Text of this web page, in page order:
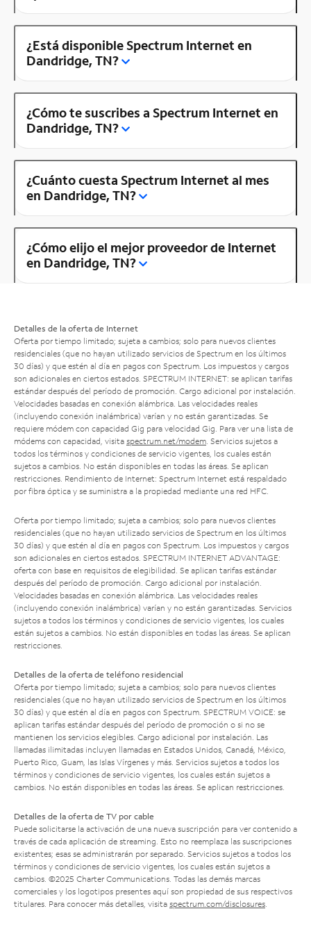
¿Está disponible Spectrum Internet en
Dandridge, TN?
¿Cómo te suscribes a Spectrum Internet en
Dandridge, TN?
¿Cuánto cuesta Spectrum Internet al mes
en Dandridge, TN?
¿Cómo elijo el mejor proveedor de Internet
en Dandridge, TN?
Detalles de la oferta de Internet
Oferta por tiempo limitado; sujeta a cambios; solo para nuevos clientes
residenciales (que no hayan utilizado servicios de Spectrum en los últimos
30 días) y que estén al día en pagos con Spectrum. Los impuestos y cargos
son adicionales en ciertos estados. SPECTRUM INTERNET: se aplican tarifas
estándar después del período de promoción. Cargo adicional por instalación.
Velocidades basadas en conexión alámbrica. Las velocidades reales
(incluyendo conexión inalámbrica) varían y no están garantizadas. Se
requiere módem con capacidad Gig para velocidad Gig. Para ver una lista de
módems con capacidad, visita spectrum.net/modem . Servicios sujetos a
todos los términos y condiciones de servicio vigentes, los cuales están
sujetos a cambios. No están disponibles en todas las áreas. Se aplican
restricciones. Rendimiento de Internet: Spectrum Internet está respaldado
por fibra óptica y se suministra a la propiedad mediante una red HFC.
Oferta por tiempo limitado; sujeta a cambios; solo para nuevos clientes
residenciales (que no hayan utilizado servicios de Spectrum en los últimos
30 días) y que estén al día en pagos con Spectrum. Los impuestos y cargos
son adicionales en ciertos estados. SPECTRUM INTERNET ADVANTAGE:
oferta con base en requisitos de elegibilidad. Se aplican tarifas estándar
después del período de promoción. Cargo adicional por instalación.
Velocidades basadas en conexión alámbrica. Las velocidades reales
(incluyendo conexión inalámbrica) varían y no están garantizadas. Servicios
sujetos a todos los términos y condiciones de servicio vigentes, los cuales
están sujetos a cambios. No están disponibles en todas las áreas. Se aplican
restricciones.
Detalles de la oferta de teléfono residencial
Oferta por tiempo limitado; sujeta a cambios; solo para nuevos clientes
residenciales (que no hayan utilizado servicios de Spectrum en los últimos
30 días) y que estén al día en pagos con Spectrum. SPECTRUM VOICE: se
aplican tarifas estándar después del período de promoción o si no se
mantienen los servicios elegibles. Cargo adicional por instalación. Las
llamadas ilimitadas incluyen llamadas en Estados Unidos, Canadá, México,
Puerto Rico, Guam, las Islas Vírgenes y más. Servicios sujetos a todos los
términos y condiciones de servicio vigentes, los cuales están sujetos a
cambios. No están disponibles en todas las áreas. Se aplican restricciones.
Detalles de la oferta de TV por cable
Puede solicitarse la activación de una nueva suscripción para ver contenido a
través de cada aplicación de streaming. Esto no reemplaza las suscripciones
existentes; esas se administrarán por separado. Servicios sujetos a todos los
términos y condiciones de servicio vigentes, los cuales están sujetos a
cambios. ©2025 Charter Communications. Todas las demás marcas
comerciales y los logotipos presentes aquí son propiedad de sus respectivos
titulares. Para conocer más detalles, visita spectrum.com/disclosures